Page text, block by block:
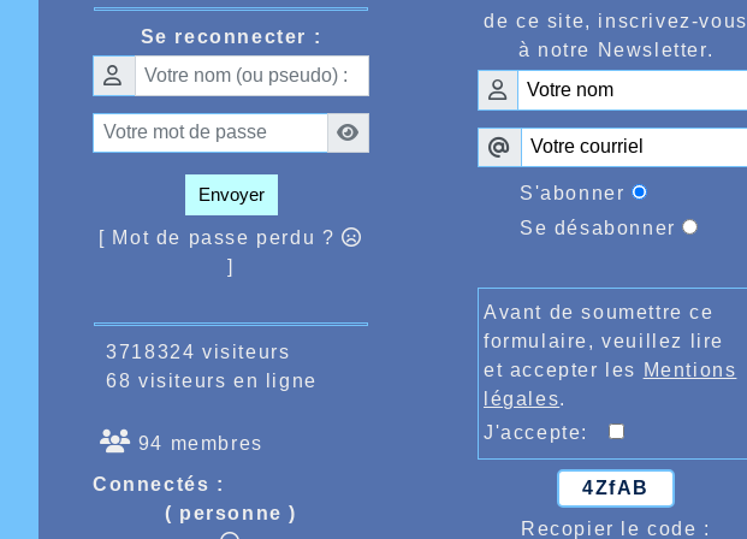
Se reconnecter :
Envoyer
[ Mot de passe perdu ?
]
3718324 visiteurs
68 visiteurs en ligne
94 membres
Connectés :
( personne )
de ce site, inscrivez-vous
à notre Newsletter.
S'abonner
Se désabonner
Avant de soumettre ce
formulaire, veuillez lire
et accepter les Mentions
légales.
J'accepte:
4ZfAB
Recopier le code :